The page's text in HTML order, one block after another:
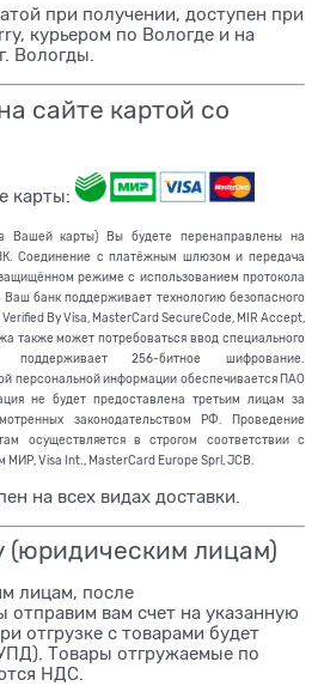
при получении, доступен при
курьером по Вологде и на
Вологды.
сайте картой со
карты:
Вашей карты) Вы будете перенаправлены на
Соединение с платёжным шлюзом и передача
режиме с использованием протокола
банк поддерживает технологию безопасного
By Visa, MasterCard SecureCode, MIR Accept,
также может потребоваться ввод специального
256-битное шифрование.
персональной информации обеспечивается ПАО
не будет предоставлена третьим лицам за
законодательством РФ. Проведение
осуществляется в строгом соответствии с
Visa Int., MasterCard Europe Sprl, JCB.
на всех видах доставки.
(юридическим лицам)
лицам, после
отправим вам счет на указанную
отгрузке с товарами будет
Товары отгружаемые по
НДС.